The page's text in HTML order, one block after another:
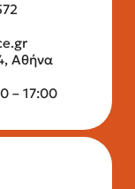
Αθήνα
– 17:00